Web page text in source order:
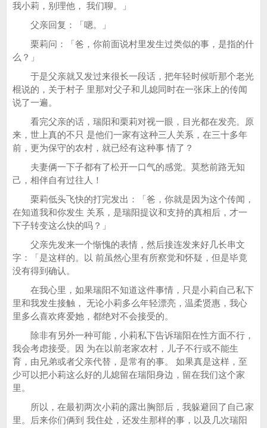
我小莉，别理他， 我们聊。」
父亲回复：「嗯。」
栗莉问：「爸，你前面说村里发生过类似的事，是指的什
么？」
于是父亲就又发过来很长一段话，把年轻时候听那个老光
棍说的，关于村子 里那对父子和儿媳同时在一张床上的传闻
说了一遍。
看完父亲的话，瑞阳和栗莉对视一眼，目光都在发亮。原
来，世上真的不只 是他们一家有这种三人关系，在三十多年
前，更为保守的农村，就已经有这种事 情了？
夫妻俩一下子都有了松开一口气的感觉。莫愁前路无知
己，相伴自有过往人！
栗莉低头飞快的打完发出：「爸，你就是因为这个传闻，
在知道我和你发生 关系，是瑞阳提议和支持的真相后，才一
下子转变这么快的吗？」
父亲先发来一个惭愧的表情，然后接连发来好几长串文
字：「是这样的。以 前虽然心里有所察觉和怀疑，但是毕竟
没有得到确认。
在我心里，如果瑞阳不知道这件事情，只是小莉自己私下
里和我发生接触， 无论小莉多么年轻漂亮，温柔贤惠，我心
里多么喜欢疼爱她，都绝对不会接受的。
除非有另外一种可能，小莉私下告诉瑞阳在性方面不行，
我会考虑接受。因 为在以前老家农村，儿子不行或不能生
育，由兄弟或者父亲代替，是常有的事。 如果真是这样，至
少可以把小莉这么好的儿媳留在瑞阳身边，留在我们这个家
里。
所以，在最初两次小莉的露出胸部后，我躲避回了自己家
里。后来你们俩到 我住处，还发生那样的事，以及几次瑞阳